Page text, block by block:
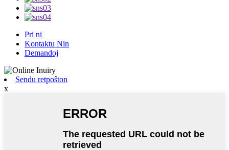
Pri ni
Kontaktu Nin
Demandoj
Sendu retpoŝton
x